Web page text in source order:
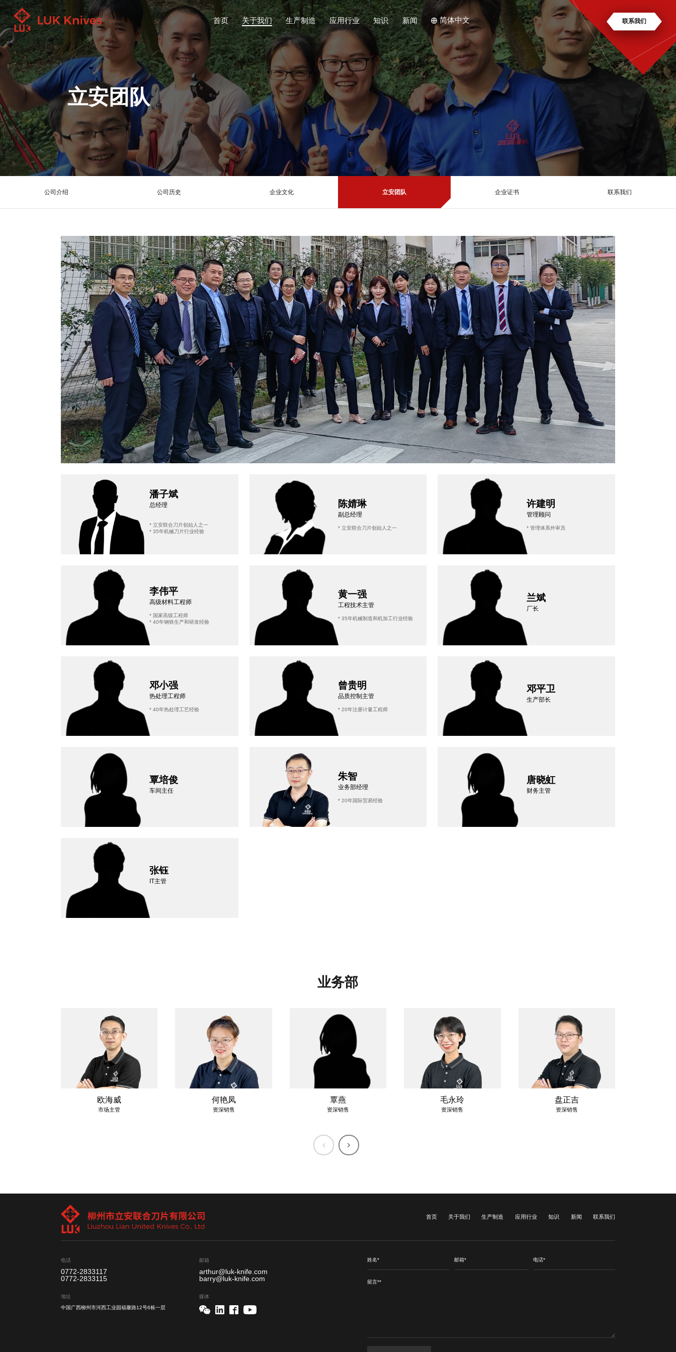
首页 关于我们 生产制造 应用行业 知识 新闻 简体中文 联系我们
立安团队
公司介绍 公司历史 企业文化 立安团队 企业证书 联系我们
潘子斌
总经理
* 立安联合刀片创始人之一
* 35年机械刀片行业经验
陈婧琳
副总经理
* 立安联合刀片创始人之一
许建明
管理顾问
* 管理体系外审员
李伟平
高级材料工程师
* 国家高级工程师
* 40年钢铁生产和研发经验
黄一强
工程技术主管
* 35年机械制造和机加工行业经验
兰斌
厂长
邓小强
热处理工程师
* 40年热处理工艺经验
曾贵明
品质控制主管
* 20年注册计量工程师
邓平卫
生产部长
覃培俊
车间主任
朱智
业务部经理
* 20年国际贸易经验
唐晓虹
财务主管
张钰
IT主管
业务部
欧海威
市场主管
何艳凤
资深销售
覃燕
资深销售
毛永玲
资深销售
盘正吉
资深销售
首页 关于我们 生产制造 应用行业 知识 新闻 联系我们
电话
0772-2833117
0772-2833115
邮箱
arthur@luk-knife.com
barry@luk-knife.com
地址
中国广西柳州市河西工业园福馨路12号6栋一层
媒体